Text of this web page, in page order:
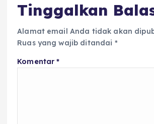
Tinggalkan
Alamat email Anda tidak akan
Ruas yang wajib ditandai *
Komentar*